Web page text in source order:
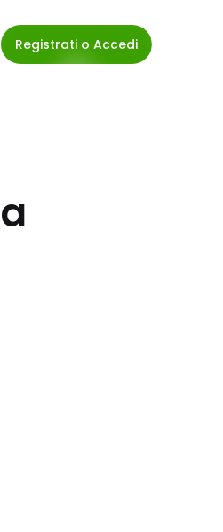
Registrati o Accedi